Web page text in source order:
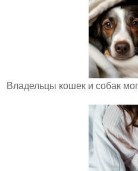
Владельцы кошек и собак